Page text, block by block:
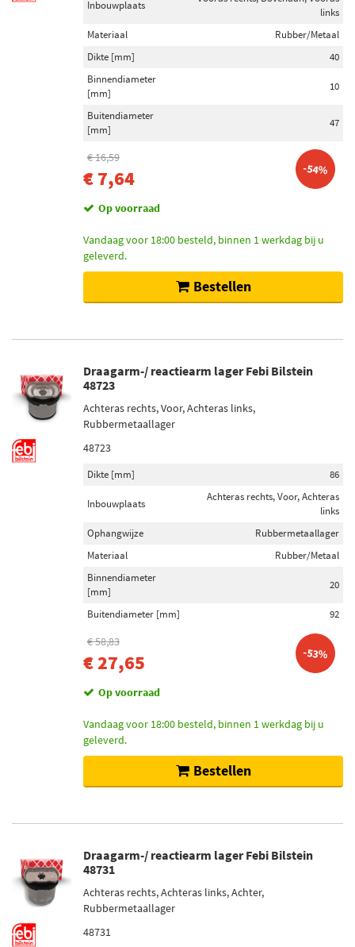
Inbouwplaats
links
Materiaal
Rubber/Metaal
Dikte [mm]
40
Binnendiameter
[mm]
10
Buitendiameter
[mm]
47
€ 16,59
€ 7,64 -54%
Op voorraad
Vandaag voor 18:00 besteld, binnen 1 werkdag bij u
geleverd.
Bestellen
Draagarm-/ reactiearm lager Febi Bilstein
48723
Achteras rechts, Voor, Achteras links,
Rubbermetaallager
48723
Dikte [mm] 86
Inbouwplaats
Achteras rechts, Voor, Achteras
links
Ophangwijze
Rubbermetaallager
Materiaal
Rubber/Metaal
Binnendiameter
[mm]
20
Buitendiameter [mm] 92
€ 58,83
€ 27,65 -53%
Op voorraad
Vandaag voor 18:00 besteld, binnen 1 werkdag bij u
geleverd.
Bestellen
Draagarm-/ reactiearm lager Febi Bilstein
48731
Achteras rechts, Achteras links, Achter,
Rubbermetaallager
48731